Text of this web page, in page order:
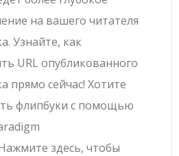
на вашего читателя
Узнайте, как
URL опубликованного
прямо сейчас! Хотите
флипбуки с помощью
здесь, чтобы